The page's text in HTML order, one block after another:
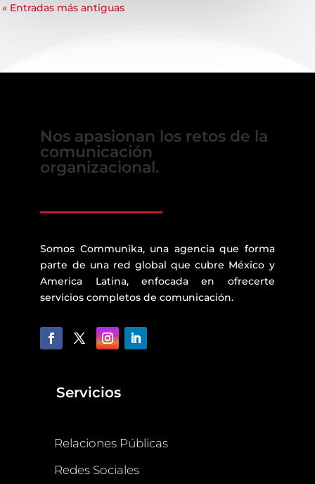
« Entradas más antiguas
Nos apasionan los retos de la
comunicación
organizacional.
Somos Communika, una agencia que forma
parte de una red global que cubre México y
America Latina, enfocada en ofrecerte
servicios completos de comunicación.
Servicios
Relaciones Públicas
Redes Sociales